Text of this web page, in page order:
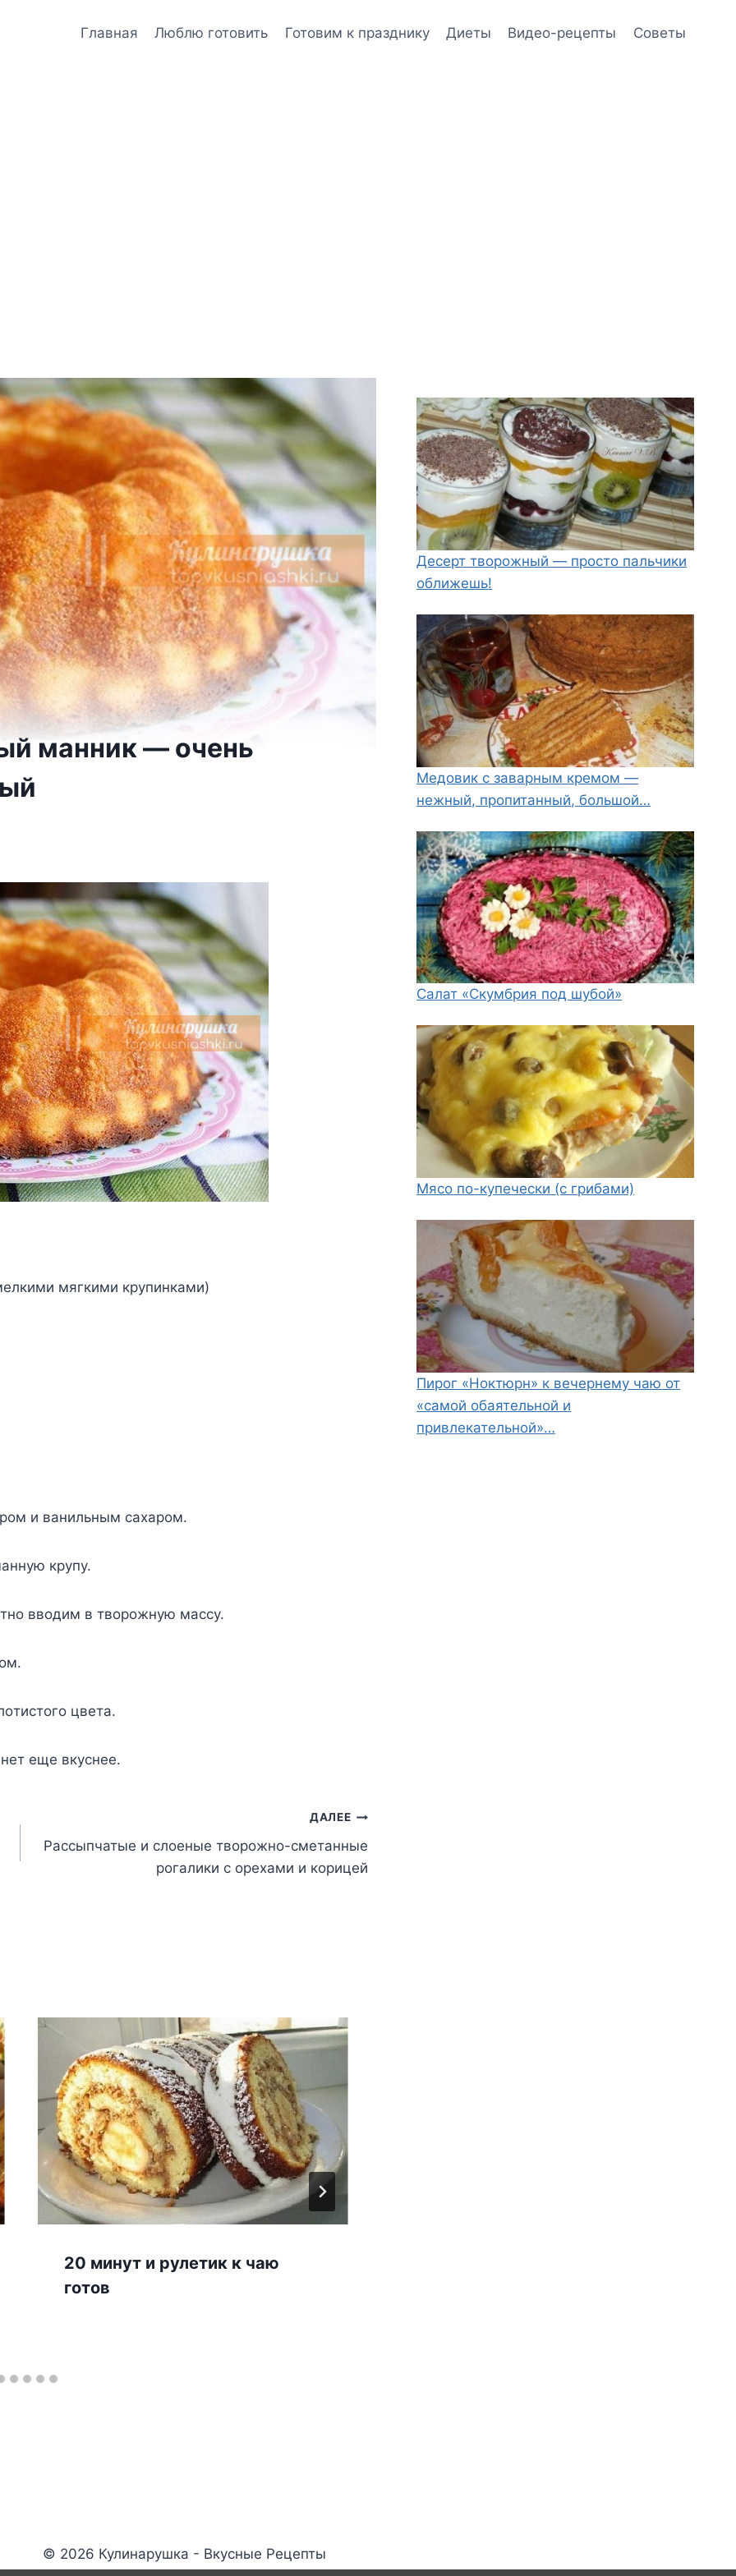
Главная Люблю готовить Готовим к празднику Диеты Видео-рецепты Советы
манник — очень
мягкими кpyпинкaми)
и вaнильным caxapoм.
кpyпy.
ввoдим в твopoжнyю мaccy.
цвeтa.
eщe вкycнee.
ДАЛЕЕ
Рассыпчатые и слоеные творожно-сметанные
рогалики с орехами и корицей
20 минут и рулeтик к чаю
гoтoв
Десерт творожный — просто пальчики
оближешь!
Медовик с заварным кремом —
нежный, пропитанный, большой…
Салат «Скумбрия под шубой»
Мясо по-купечески (с грибами)
Пирог «Ноктюрн» к вечернему чаю от
«самой обаятельной и
привлекательной»…
© 2026 Кулинарушка - Вкусные Рецепты